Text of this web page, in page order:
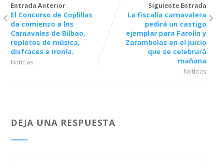
Entrada Anterior
El Concurso de Coplillas
da comienzo a los
Carnavales de Bilbao,
repletos de música,
disfraces e ironía.
Noticias
Siguiente Entrada
La fiscalía carnavalera
pedirá un castigo
ejemplar para Farolín y
Zarambolas en el juicio
que se celebrará
mañana
Noticias
DEJA UNA RESPUESTA